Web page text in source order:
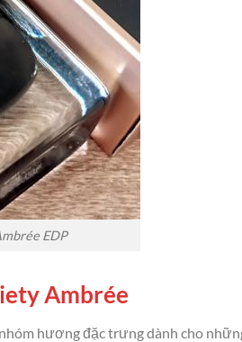
EDP
Ambrée
hương đặc trưng dành cho